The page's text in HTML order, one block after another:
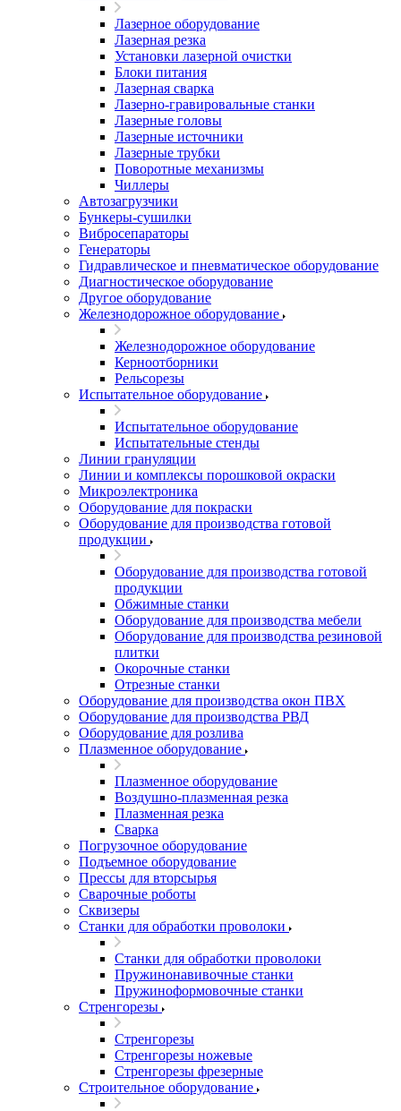
Лазерное оборудование
Лазерная резка
Установки лазерной очистки
Блоки питания
Лазерная сварка
Лазерно-гравировальные станки
Лазерные головы
Лазерные источники
Лазерные трубки
Поворотные механизмы
Чиллеры
Автозагрузчики
Бункеры-сушилки
Вибросепараторы
Генераторы
Гидравлическое и пневматическое оборудование
Диагностическое оборудование
Другое оборудование
Железнодорожное оборудование
Железнодорожное оборудование
Керноотборники
Рельсорезы
Испытательное оборудование
Испытательное оборудование
Испытательные стенды
Линии грануляции
Линии и комплексы порошковой окраски
Микроэлектроника
Оборудование для покраски
Оборудование для производства готовой
продукции
Оборудование для производства готовой
продукции
Обжимные станки
Оборудование для производства мебели
Оборудование для производства резиновой
плитки
Окорочные станки
Отрезные станки
Оборудование для производства окон ПВХ
Оборудование для производства РВД
Оборудование для розлива
Плазменное оборудование
Плазменное оборудование
Воздушно-плазменная резка
Плазменная резка
Сварка
Погрузочное оборудование
Подъемное оборудование
Прессы для вторсырья
Сварочные роботы
Сквизеры
Станки для обработки проволоки
Станки для обработки проволоки
Пружинонавивочные станки
Пружиноформовочные станки
Стренгорезы
Стренгорезы
Стренгорезы ножевые
Стренгорезы фрезерные
Строительное оборудование